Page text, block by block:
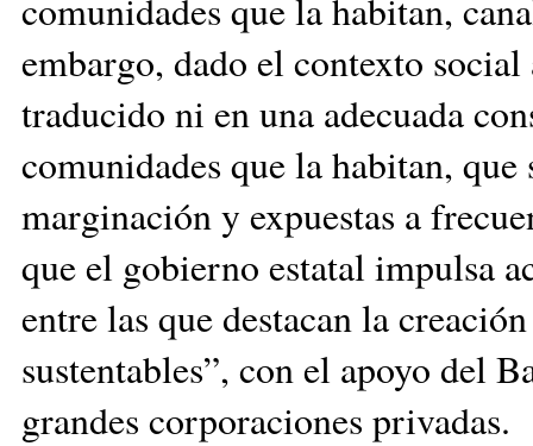
embargo, dado el contexto
traducido ni en una adecuada
comunidades que la habitan,
marginación y expuestas a
que el gobierno estatal impulsa
entre las que destacan la
sustentables”, con el apoyo del
grandes corporaciones privadas.